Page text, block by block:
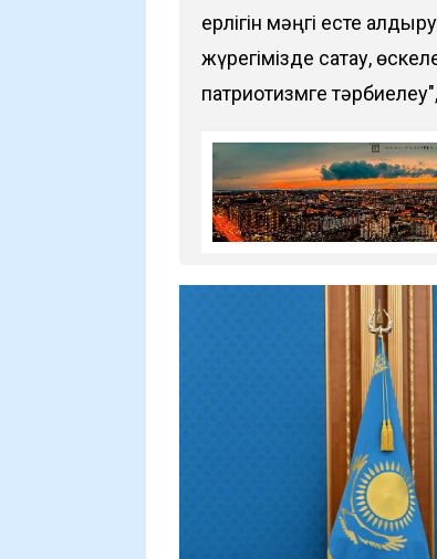
ерлігін мәңгі есте
жүрегімізде сақтау,
патриотизмге